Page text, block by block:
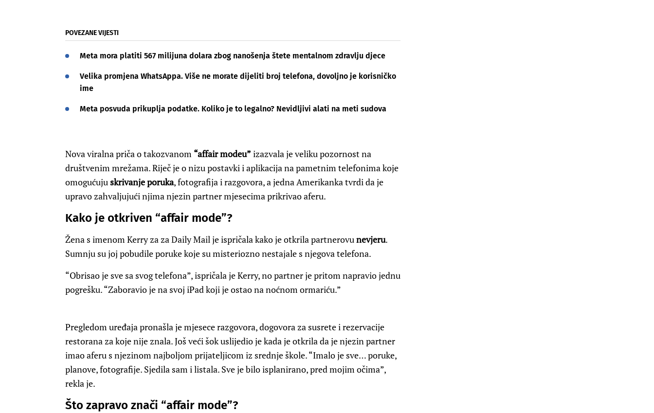
POVEZANE VIJESTI
Meta mora platiti 567 milijuna dolara zbog nanošenja štete mentalnom zdravlju djece
Velika promjena WhatsAppa. Više ne morate dijeliti broj telefona, dovoljno je korisničko
ime
Meta posvuda prikuplja podatke. Koliko je to legalno? Nevidljivi alati na meti sudova
Nova viralna priča o takozvanom “affair modeu” izazvala je veliku pozornost na
društvenim mrežama. Riječ je o nizu postavki i aplikacija na pametnim telefonima koje
omogućujuskrivanje poruka, fotografija i razgovora, a jedna Amerikanka tvrdi da je
upravo zahvaljujući njima njezin partner mjesecima prikrivao aferu.
Kako je otkriven “affair mode”?
Žena s imenom Kerry za za Daily Mail je ispričala kako je otkrila partnerovunevjeru.
Sumnju su joj pobudile poruke koje su misteriozno nestajale s njegova telefona.
“Obrisao je sve sa svog telefona”, ispričala je Kerry, no partner je pritom napravio jednu
pogrešku. “Zaboravio je na svoj iPad koji je ostao na noćnom ormariću.”
Pregledom uređaja pronašla je mjesece razgovora, dogovora za susrete i rezervacije
restorana za koje nije znala. Još veći šok uslijedio je kada je otkrila da je njezin partner
imao aferu s njezinom najboljom prijateljicom iz srednje škole. “Imalo je sve… poruke,
planove, fotografije. Sjedila sam i listala. Sve je bilo isplanirano, pred mojim očima”,
rekla je.
Što zapravo znači “affair mode”?